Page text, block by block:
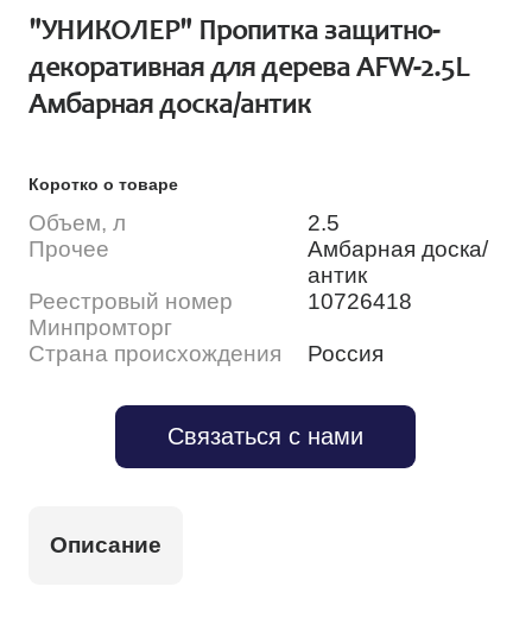
"УНИКОЛЕР" Пропитка защитно-
декоративная для дерева AFW-2.5L
Амбарная доска/антик
Коротко о товаре
Объем, л
2.5
Прочее
Амбарная доска/
антик
Реестровый номер
Минпромторг
10726418
Страна происхождения Россия
Связаться с нами
Описание